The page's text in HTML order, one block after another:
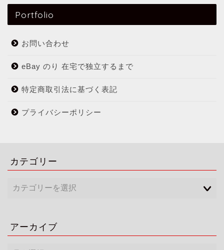
Portfolio
お問い合わせ
eBay のり 在宅で独立するまで
特定商取引法に基づく表記
プライバシーポリシー
カテゴリー
アーカイブ